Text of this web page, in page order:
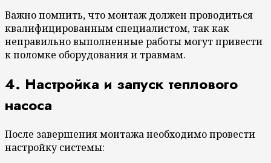
Важно помнить, что монтаж должен проводиться
квалифицированным специалистом, так как
неправильно выполненные работы могут привести
к поломке оборудования и травмам.
4. Настройка и запуск теплового
насоса
После завершения монтажа необходимо провести
настройку системы: